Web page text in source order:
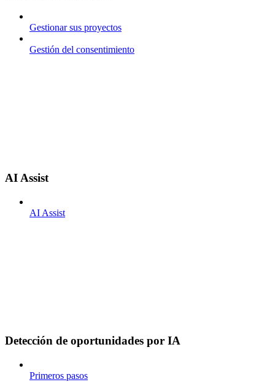
Gestionar sus proyectos
Gestión del consentimiento
AI Assist
AI Assist
Detección de oportunidades por IA
Primeros pasos